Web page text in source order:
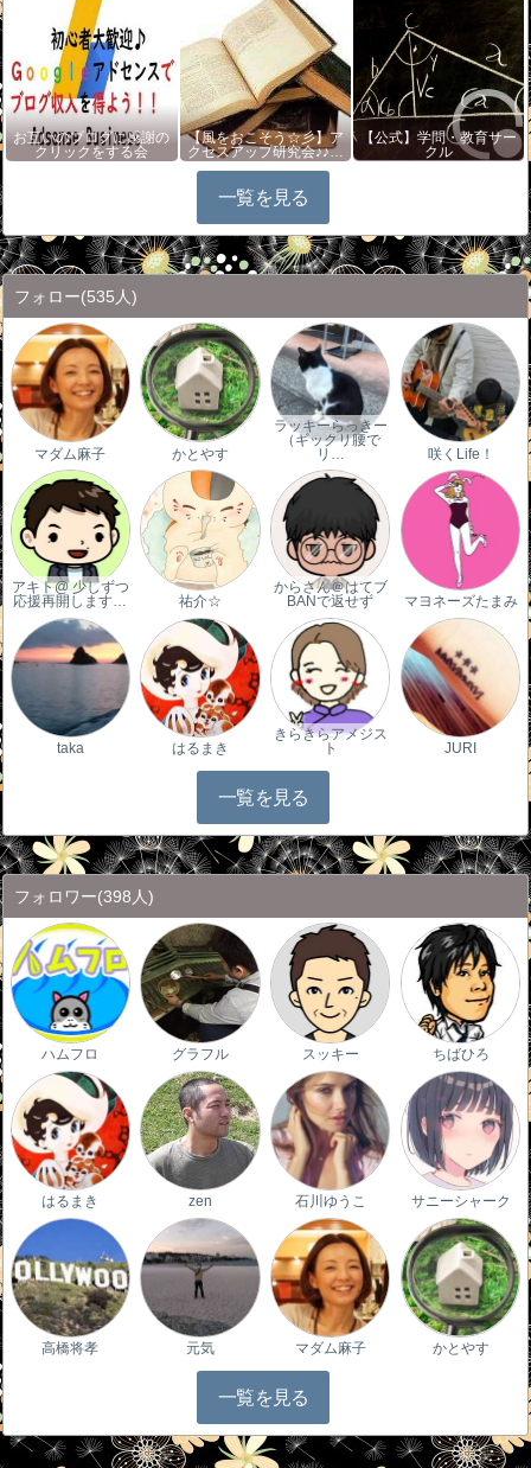
お互いのブログに感謝の
クリックをする会
【風をおこそう☆彡】ア
クセスアップ研究会♪♪…
【公式】学問・教育サー
クル
一覧を見る
フォロー(535人)
マダム麻子 かとやす
ラッキーらっきー
（ギックリ腰で
リ…
咲くLife！
アキト@ 少しずつ
応援再開します…
祐介☆
からさん＠はてブ
BANで返せず
マヨネーズたまみ
taka はるまき
きらきらアメジス
ト
JURI
一覧を見る
フォロワー(398人)
ハムフロ グラフル スッキー ちばひろ
はるまき zen 石川ゆうこ サニーシャーク
高橋将孝 元気 マダム麻子 かとやす
一覧を見る